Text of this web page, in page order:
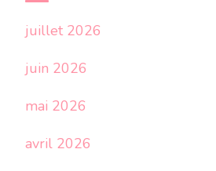
juillet 2026
juin 2026
mai 2026
avril 2026